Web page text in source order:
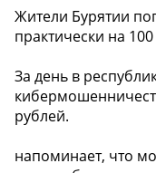
Жители Бурятии
практически на
За день в
рублей.
напоминает, что